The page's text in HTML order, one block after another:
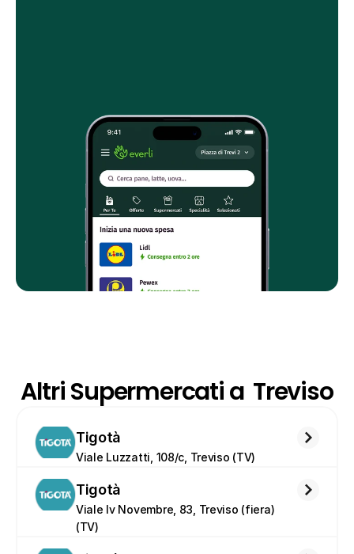
Altri Supermercati a  Treviso
Tigotà
Viale Luzzatti, 108/c, Treviso (TV)
Tigotà
Viale Iv Novembre, 83, Treviso (fiera)
(TV)